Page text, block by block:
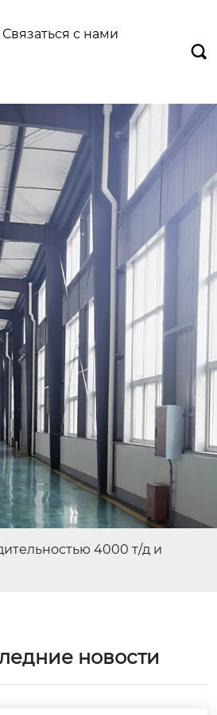
Связаться с нами

4000 т/д и
новости